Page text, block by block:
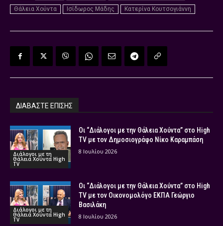
Θάλεια Χούντα
Ισίδωρος Μάδης Κατερίνα Κουτσογιάννη
ΔΙΑΒΑΣΤΕ ΕΠΙΣΗΣ
Διάλογοι με τη
Θάλεια Χούντα High
TV
Οι “Διάλογοι με την Θάλεια Χούντα” στο High
TV με τον Δημοσιογράφο Νίκο Καραμπάση
8 Ιουλίου 2026
Διάλογοι με τη
Θάλεια Χούντα High
TV
Οι “Διάλογοι με την Θάλεια Χούντα” στο High
TV με τον Οικονομολόγο ΕΚΠΑ Γεώργιο
Βασιλάκη
8 Ιουλίου 2026